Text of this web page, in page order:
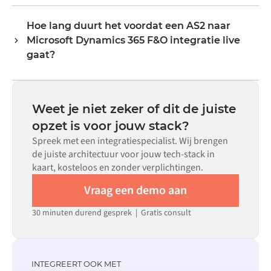
Alumio handelt alle veldmapping af, zodat data aankomt
in het formaat dat elk systeem verwacht.
marketplace bestaan, configureer je de integratie via een
visuele interface zonder aangepaste code te schrijven,
inclusief veldmapping, triggerlogica en foutafhandeling.
configuratie alleen niet aan de vereisten voldoet.
Hoe lang duurt het voordat een AS2 naar
Microsoft Dynamics 365 F&O integratie live
gaat?
maanden live, afhankelijk van de complexiteit van de
datamapping, het aantal vereiste flows en je interne
beoordelingsproces. Voor veel systemen zijn er kant-en-
klare connectoren beschikbaar in de Alumio
marketplace, wat de insteltijd aanzienlijk verkort.
Weet je niet zeker of dit de juiste
opzet is voor jouw stack?
Spreek met een integratiespecialist. Wij brengen
de juiste architectuur voor jouw tech-stack in
kaart, kosteloos en zonder verplichtingen.
Vraag een demo aan
30 minuten durend gesprek | Gratis consult
INTEGREERT OOK MET